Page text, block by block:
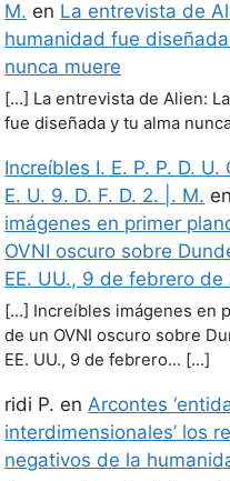
M. en La entrevista de
humanidad fue
nunca muere
[…] La entrevista de Alien:
fue diseñada y tu alma
Increíbles I. E. P. P. D. U.
E. U. 9. D. F. D. 2. |. M. en
imágenes en primer
OVNI oscuro sobre
EE. UU., 9 de febrero de
[…] Increíbles imágenes en
de un OVNI oscuro sobre
EE. UU., 9 de febrero… […]
ridi P. enArcontes
interdimensionales’ los
negativos de la